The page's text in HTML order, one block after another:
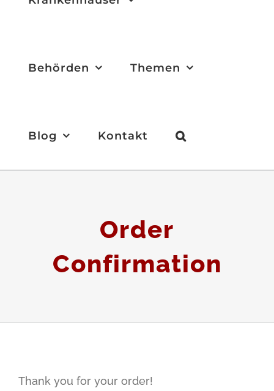
Behörden Themen
Blog Kontakt
Order
Confirmation
Thank you for your order!